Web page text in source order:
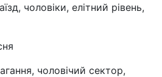
чоловіки, елітний рівень,
чоловічий сектор,